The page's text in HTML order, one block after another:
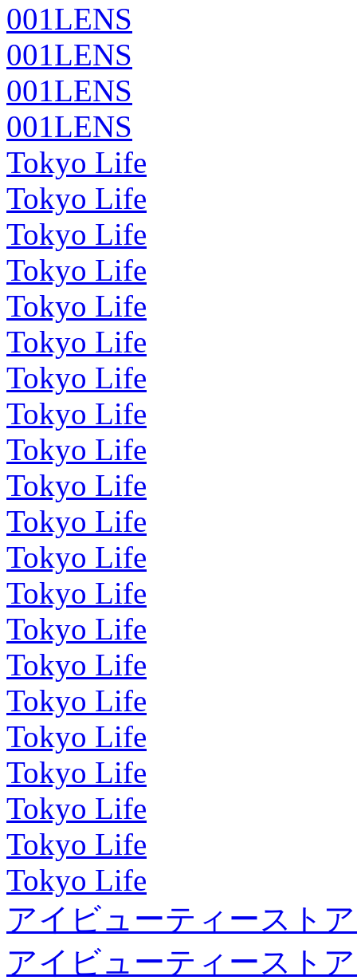
001LENS
001LENS
001LENS
001LENS
Tokyo Life
Tokyo Life
Tokyo Life
Tokyo Life
Tokyo Life
Tokyo Life
Tokyo Life
Tokyo Life
Tokyo Life
Tokyo Life
Tokyo Life
Tokyo Life
Tokyo Life
Tokyo Life
Tokyo Life
Tokyo Life
Tokyo Life
Tokyo Life
Tokyo Life
Tokyo Life
Tokyo Life
アイビューティースト
アイビューティースト